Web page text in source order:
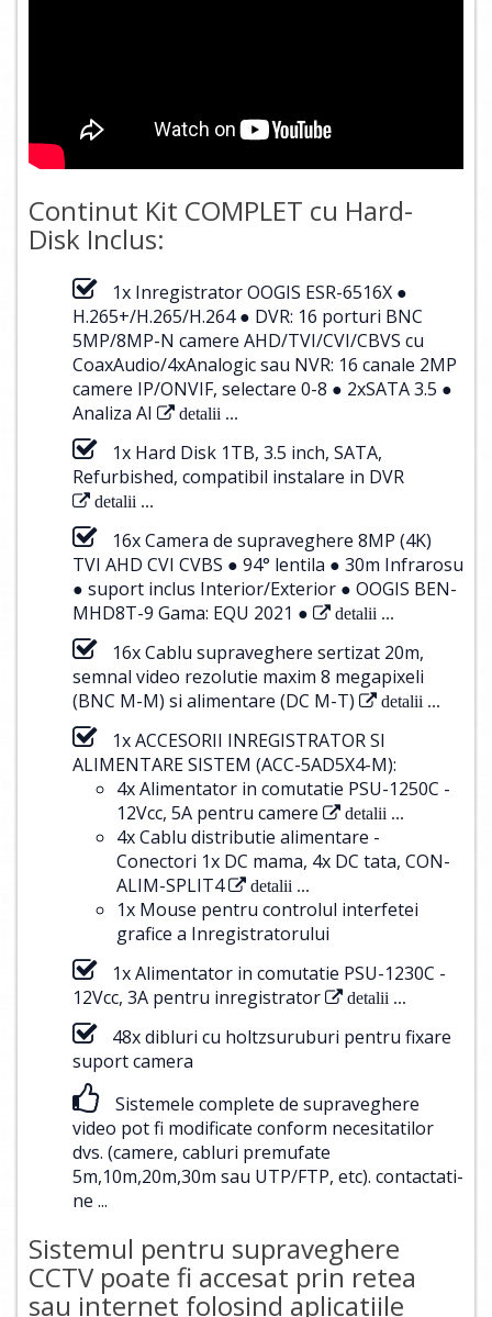
Continut Kit COMPLET cu Hard-
Disk Inclus:
1x Inregistrator OOGIS ESR-6516X ●
H.265+/H.265/H.264 ● DVR: 16 porturi BNC
5MP/8MP-N camere AHD/TVI/CVI/CBVS cu
CoaxAudio/4xAnalogic sau NVR: 16 canale 2MP
camere IP/ONVIF, selectare 0-8 ● 2xSATA 3.5 ●
Analiza AI
detalii ...
1x Hard Disk 1TB, 3.5 inch, SATA,
Refurbished, compatibil instalare in DVR
detalii ...
16x Camera de supraveghere 8MP (4K)
TVI AHD CVI CVBS ● 94° lentila ● 30m Infrarosu
● suport inclus Interior/Exterior ● OOGIS BEN-
MHD8T-9 Gama: EQU 2021 ●
detalii ...
16x Cablu supraveghere sertizat 20m,
semnal video rezolutie maxim 8 megapixeli
(BNC M-M) si alimentare (DC M-T)
detalii ...
1x ACCESORII INREGISTRATOR SI
ALIMENTARE SISTEM (ACC-5AD5X4-M):
4x Alimentator in comutatie PSU-1250C -
12Vcc, 5A pentru camere
detalii ...
4x Cablu distributie alimentare -
Conectori 1x DC mama, 4x DC tata, CON-
ALIM-SPLIT4
detalii ...
1x Mouse pentru controlul interfetei
grafice a Inregistratorului
1x Alimentator in comutatie PSU-1230C -
12Vcc, 3A pentru inregistrator
detalii ...
48x dibluri cu holtzsuruburi pentru fixare
suport camera
Sistemele complete de supraveghere
video pot fi modificate conform necesitatilor
dvs. (camere, cabluri premufate
5m,10m,20m,30m sau UTP/FTP, etc). contactati-
ne ...
Sistemul pentru supraveghere
CCTV poate fi accesat prin retea
sau internet folosind aplicatiile